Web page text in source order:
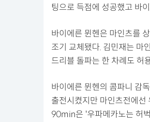
팅으로 득점에 성공했고 바
바이에른 뮌헨은 마인츠를
조기 교체됐다. 김민재는 마
드리블 돌파는 한 차례도 허
바이에른 뮌헨의 콤파니 감
출전시켰지만 마인츠전에선
90min은 '우파메카노는 허